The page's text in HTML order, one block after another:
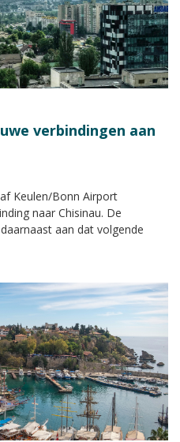
verbindingen aan
Keulen/Bonn Airport
naar Chisinau. De
aan dat volgende